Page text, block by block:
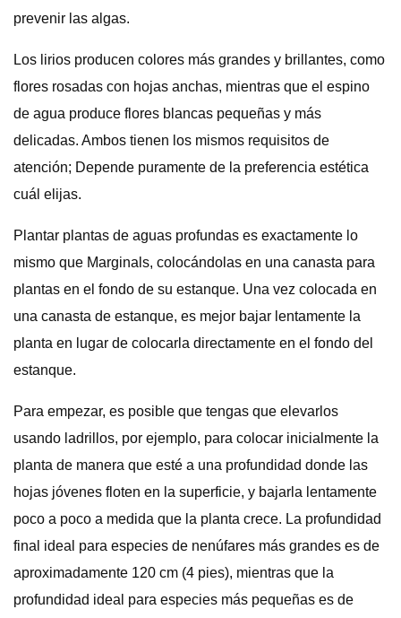
prevenir las algas.
Los lirios producen colores más grandes y brillantes, como
flores rosadas con hojas anchas, mientras que el espino
de agua produce flores blancas pequeñas y más
delicadas. Ambos tienen los mismos requisitos de
atención; Depende puramente de la preferencia estética
cuál elijas.
Plantar plantas de aguas profundas es exactamente lo
mismo que Marginals, colocándolas en una canasta para
plantas en el fondo de su estanque. Una vez colocada en
una canasta de estanque, es mejor bajar lentamente la
planta en lugar de colocarla directamente en el fondo del
estanque.
Para empezar, es posible que tengas que elevarlos
usando ladrillos, por ejemplo, para colocar inicialmente la
planta de manera que esté a una profundidad donde las
hojas jóvenes floten en la superficie, y bajarla lentamente
poco a poco a medida que la planta crece. La profundidad
final ideal para especies de nenúfares más grandes es de
aproximadamente 120 cm (4 pies), mientras que la
profundidad ideal para especies más pequeñas es de